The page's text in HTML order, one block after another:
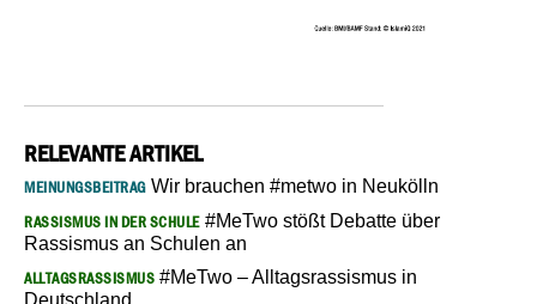
RELEVANTE ARTIKEL
MEINUNGSBEITRAGWir brauchen #metwo in Neukölln
RASSISMUS IN DER SCHULE#MeTwo stößt Debatte über
Rassismus an Schulen an
ALLTAGSRASSISMUS #MeTwo – Alltagsrassismus in
Deutschland